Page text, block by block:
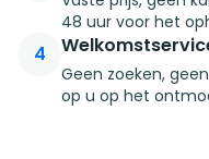
48 uur voor het
4
Geen zoeken,
op u op het